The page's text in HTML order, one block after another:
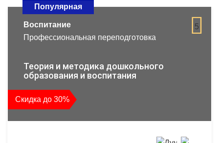
Популярная
5
Воспитание
Профессиональная переподготовка
Теория и методика дошкольного
образования и воспитания
Скидка до 30%